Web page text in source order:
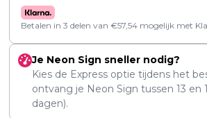
Betalen in 3 delen van €57,54 mogelijk met
Je Neon Sign sneller nodig?
Kies de Express optie tijdens het
ontvang je Neon Sign tussen 13 en
dagen).